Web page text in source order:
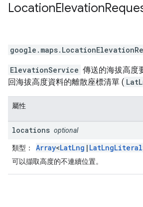
LocationElevation
google.maps.
ElevationService 傳送的海拔高度
回海拔高度資料的離散座標清單 (
屬性
locations optional
類型： Array<LatLng | LatLngLiteral
可以擷取高度的不連續位置。